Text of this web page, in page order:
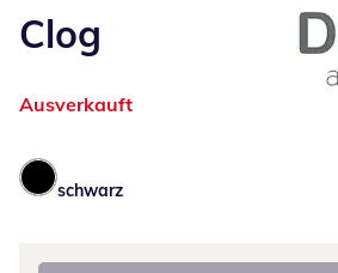
Clog
Ausverkauft
schwarz